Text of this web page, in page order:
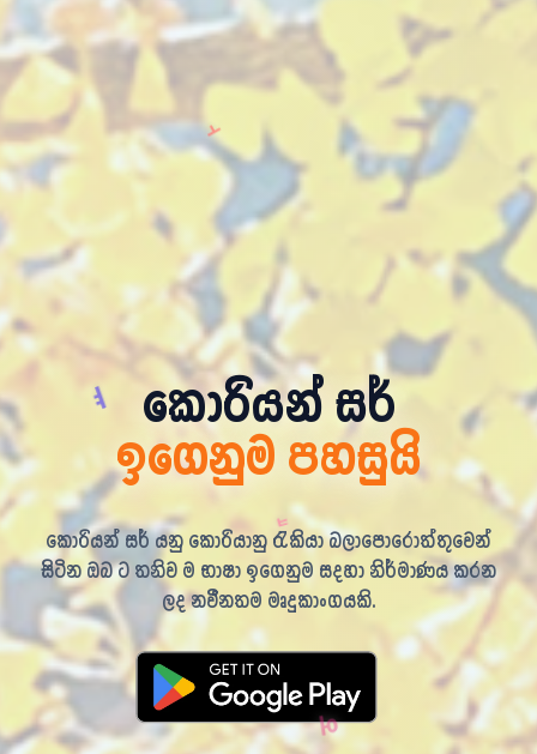
ㅎ
ㄹ
ㅣ
ㄴ
කොරියන් සර්
ඉගෙනුම පහසුයි
කොරියන් සර් යනු කොරියානු රැකියා බලාපොරොත්තුවෙන්
සිටින ඔබ ට තනිව ම භාෂා ඉගෙනුම සදහා නිර්මාණය කරන
ලද නවීනතම මෘදුකාංගයකි.